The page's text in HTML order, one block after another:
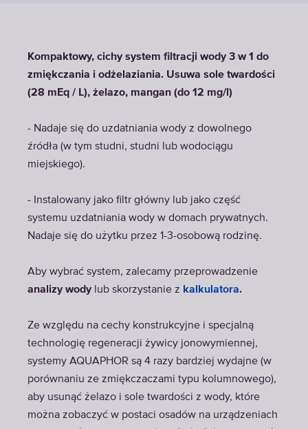
Kompaktowy, cichy system filtracji wody 3 w 1 do
zmiękczania i odżelaziania. Usuwa sole twardości
(28 mEq / L), żelazo, mangan (do 12 mg/l)
- Nadaje się do uzdatniania wody z dowolnego
źródła (w tym studni, studni lub wodociągu
miejskiego).
- Instalowany jako filtr główny lub jako część
systemu uzdatniania wody w domach prywatnych.
Nadaje się do użytku przez 1-3-osobową rodzinę.
Aby wybrać system, zalecamy przeprowadzenie
analizy wody lub skorzystanie z kalkulatora.
Ze względu na cechy konstrukcyjne i specjalną
technologię regeneracji żywicy jonowymiennej,
systemy AQUAPHOR są 4 razy bardziej wydajne (w
porównaniu ze zmiękczaczami typu kolumnowego),
aby usunąć żelazo i sole twardości z wody, które
można zobaczyć w postaci osadów na urządzeniach